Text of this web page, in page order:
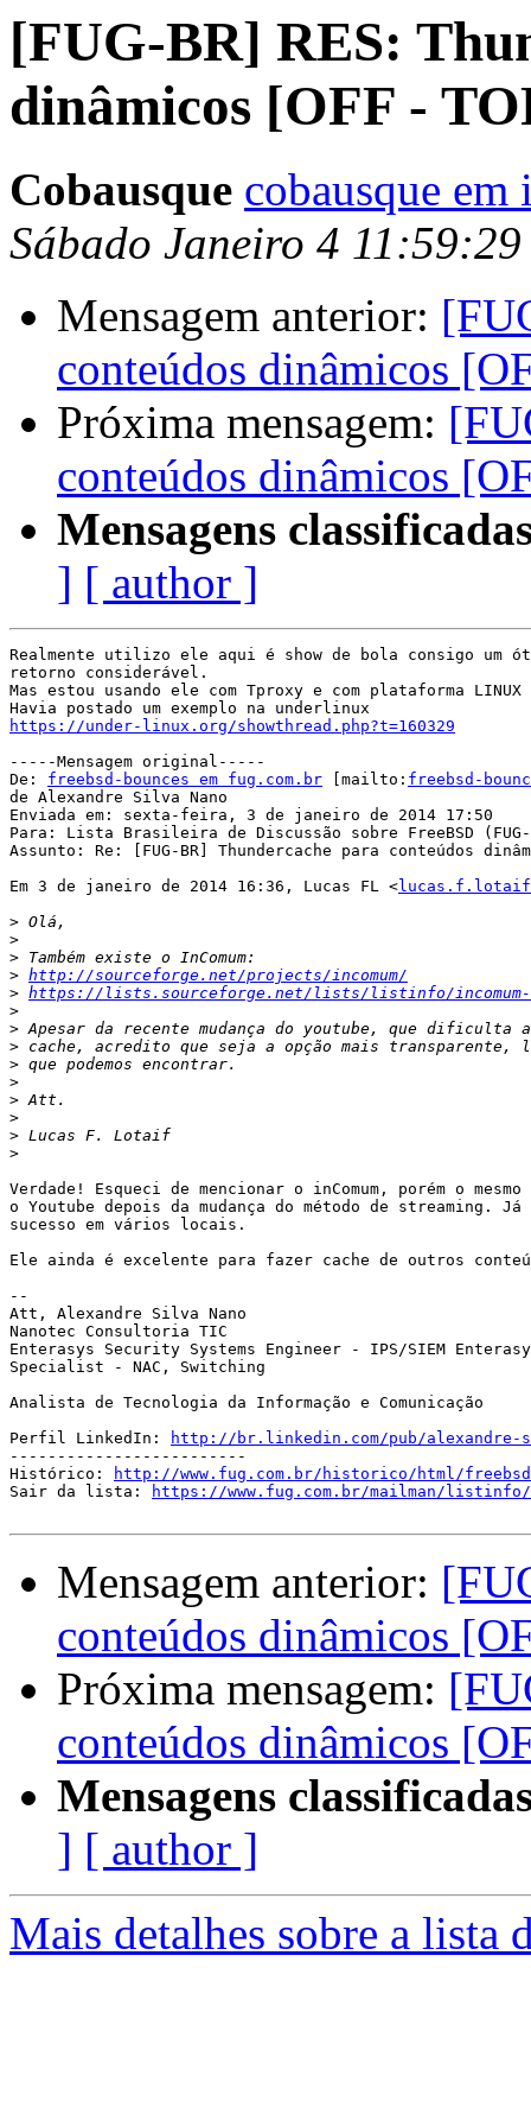
[FUG-BR] RES:
dinâmicos [OFF -
Cobausque cobausque em
Sábado Janeiro 4 11:59:29
Mensagem anterior:
conteúdos dinâmicos
Próxima mensagem:
conteúdos dinâmicos
Mensagens
] [ author ]
Realmente utilizo ele aqui é show de bola consigo um
retorno considerável.
Mas estou usando ele com Tproxy e com plataforma LINUX
https://under-linux.org/showthread.php?t=160329
-----Mensagem original-----
De: freebsd-bounces em fug.com.br [mailto: freebsd-
de Alexandre Silva Nano
Enviada em: sexta-feira, 3 de janeiro de 2014 17:50
Para: Lista Brasileira de Discussão sobre FreeBSD (FUG-
Assunto: Re: [FUG-BR] Thundercache para conteúdos
Em 3 de janeiro de 2014 16:36, Lucas FL <lucas.f.lotaif
>
>
>
> http://sourceforge.net/projects/incomum/
> https://lists.sourceforge.net/lists/listinfo/incomum-
>
>
>
>
>
>
>
>
>
Verdade! Esqueci de mencionar o inComum, porém o
o Youtube depois da mudança do método de streaming.
sucesso em vários locais.
Ele ainda é excelente para fazer cache de outros
--
Att, Alexandre Silva Nano
Nanotec Consultoria TIC
Enterasys Security Systems Engineer - IPS/SIEM
Specialist - NAC, Switching
Analista de Tecnologia da Informação e Comunicação
Perfil LinkedIn:
http://br.linkedin.com/pub/alexandre-
-------------------------
Histórico:
http://www.fug.com.br/historico/html/
Sair da lista:
https://www.fug.com.br/mailman/listinfo/
Mensagem anterior:
conteúdos dinâmicos
Próxima mensagem:
conteúdos dinâmicos
Mensagens
] [ author ]
Mais detalhes sobre a lista